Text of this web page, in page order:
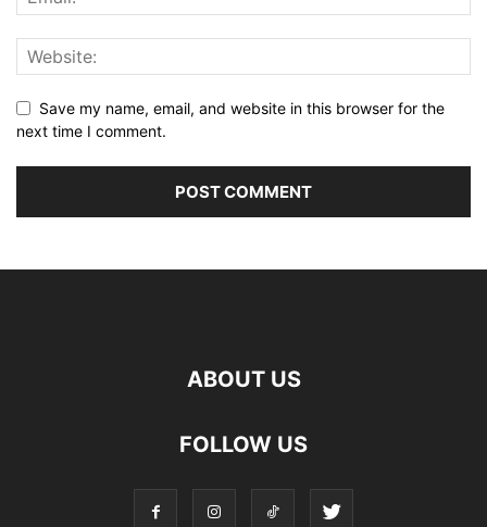
Save my name, email, and website in this browser for the
next time I comment.
ABOUT US
FOLLOW US